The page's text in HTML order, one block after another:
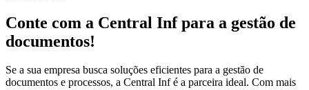
Conte com a Central Inf para a gestão de
documentos!
Se a sua empresa busca soluções eficientes para a gestão de
documentos e processos, a Central Inf é a parceira ideal. Com mais